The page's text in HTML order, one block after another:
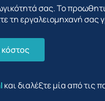
σας. Το
τη εργαλειομηχανή σας
κόστος
και διαλέξτε μία από τις